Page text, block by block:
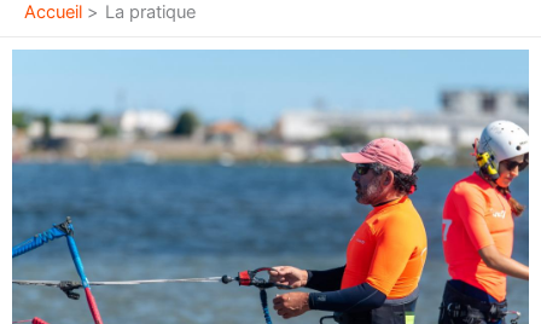
Accueil La pratique